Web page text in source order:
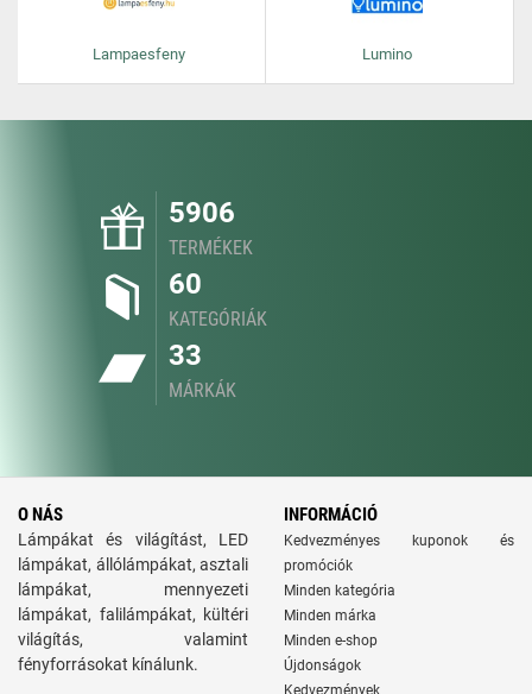
Lampaesfeny Lumino
5906
TERMÉKEK
60
KATEGÓRIÁK
33
MÁRKÁK
O NÁS
Lámpákat és világítást, LED
lámpákat, állólámpákat, asztali
lámpákat, mennyezeti
lámpákat, falilámpákat, kültéri
világítás, valamint
fényforrásokat kínálunk.
INFORMÁCIÓ
Kedvezményes kuponok és
promóciók
Minden kategória
Minden márka
Minden e-shop
Újdonságok
Kedvezmények